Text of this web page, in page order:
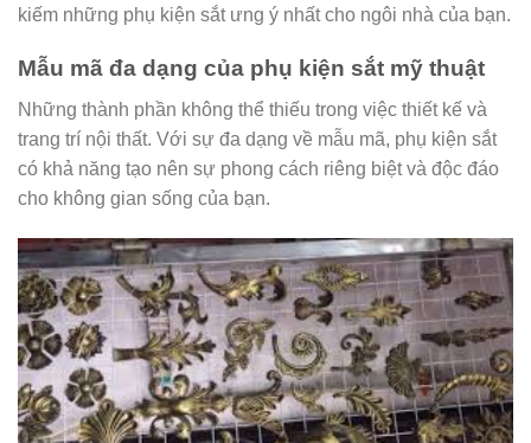
kiếm những phụ kiện sắt ưng ý nhất cho ngôi nhà của bạn.
Mẫu mã đa dạng của phụ kiện sắt mỹ thuật
Những thành phần không thể thiếu trong việc thiết kế và
trang trí nội thất. Với sự đa dạng về mẫu mã, phụ kiện sắt
có khả năng tạo nên sự phong cách riêng biệt và độc đáo
cho không gian sống của bạn.